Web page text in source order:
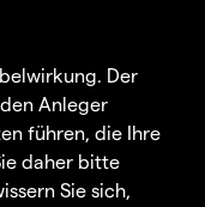
Der
Anleger
führen, die Ihre
daher bitte
Sie sich,